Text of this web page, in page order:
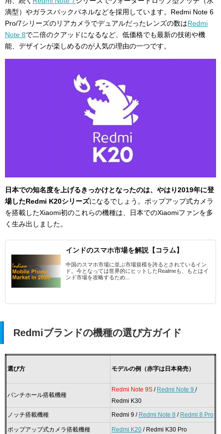
滴型）やガラスバックパネルなどを採用しています。Redmi Note 6
Pro/7シリーズのリアカメラでデュアルだったレンズの数はRedmi
Note 8で二倍のクアッドになるなど、低価格でも最新の技術や機
能、デザインが楽しめるのが人気の理由の一つです。
日本での知名度を上げるきっかけとなったのは、やはり2019年に登
場したRedmi K20シリーズになるでしょう。ポップアップ式カメラ
を搭載したXiaomi初のこれらの機種は、日本でのXiaomiファンを多
く生み出しました。
インドのスマホ市場を解説【コラム】
中国のスマホ市場に並ぶ市場規模を誇るとされているイン
ド。今となっては世界的にヒットしたRealmeも、もとはイ
ンド市場を攻略するため...
Redmiブランドの機種の選び方ガイド
選び方 モデルの例（赤字は日本発売）
パンチホール搭載機種
Redmi Note 9S / Redmi Note 9 /
Redmi K30
ノッチ搭載機種
Redmi 9 / Redmi Note 8 / Redmi 8 Pro
ポップアップ式カメラ搭載機種 Redmi K20 / Redmi K30 Pro